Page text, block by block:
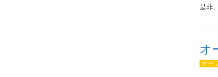
是非
オ
オー